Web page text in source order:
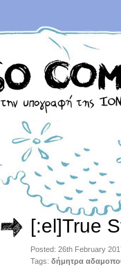
[:el]True
Posted: 26th February
Tags: δήμητρα